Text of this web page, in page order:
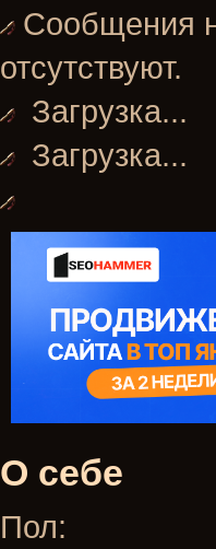
Сообщения
отсутствуют.
Загрузка...
Загрузка...
О себе
Пол: